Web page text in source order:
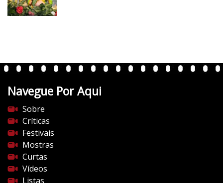
v
n
e
s
d
o
c
i
n
e
Navegue Por Aqui
Sobre
Críticas
Festivais
Mostras
Curtas
Vídeos
Listas